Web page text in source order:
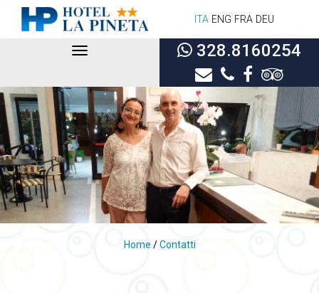
ITA ENG FRA DEU
Toggle
328.8160254
Home /Contatti